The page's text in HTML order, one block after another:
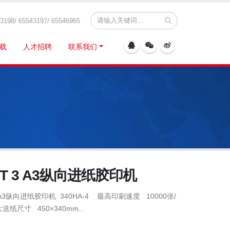
65543197/ 65546965
人才招聘 联系我们
3 A3纵向进纸胶印机
纵向进纸胶印机 340HA-4 最高印刷速度 10000张/
纸尺寸 450×340mm...